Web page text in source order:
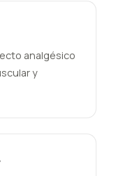
analgésico
y